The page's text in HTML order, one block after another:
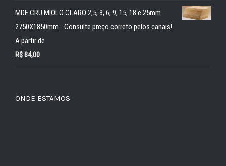
MDF CRU MIOLO CLARO 2,5, 3, 6, 9, 15, 18 e 25mm
2750X1850mm - Consulte preço correto pelos canais!
A partir de
R$84,00
ONDE ESTAMOS